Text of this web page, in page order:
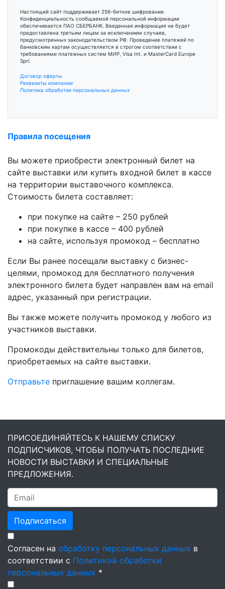
Настоящий сайт поддерживает 256-битное шифрование.
Конфиденциальность сообщаемой персональной информации
обеспечивается ПАО СБЕРБАНК. Введенная информация не будет
предоставлена третьим лицам за исключением случаев,
предусмотренных законодательством РФ. Проведение платежей по
банковским картам осуществляется в строгом соответствии с
требованиями платежных систем МИР, Visa Int. и MasterCard Europe
Sprl.
Договор оферты
Реквизиты компании
Политика обработки персональных данных
Правила посещения
Вы можете приобрести электронный билет на
сайте выставки или купить входной билет в кассе
на территории выставочного комплекса.
Стоимость билета составляет:
при покупке на сайте – 250 рублей
при покупке в кассе – 400 рублей
на сайте, используя промокод – бесплатно
Если Вы ранее посещали выставку c бизнес-
целями, промокод для бесплатного получения
электронного билета будет направлен вам на email
адрес, указанный при регистрации.
Вы также можете получить промокод у любого из
участников выставки.
Промокоды действительны только для билетов,
приобретаемых на сайте выставки.
Отправьте приглашение вашим коллегам.
ПРИСОЕДИНЯЙТЕСЬ К НАШЕМУ СПИСКУ
ПОДПИСЧИКОВ, ЧТОБЫ ПОЛУЧАТЬ ПОСЛЕДНИЕ
НОВОСТИ ВЫСТАВКИ И СПЕЦИАЛЬНЫЕ
ПРЕДЛОЖЕНИЯ.
Подписаться
Согласен на обработку персональных данных в
соответствии с Политикой обработки
персональных данных *